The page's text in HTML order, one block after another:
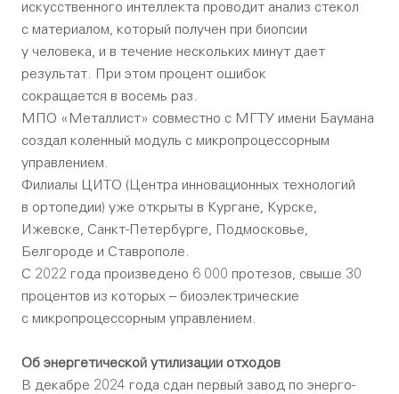
искусственного интеллекта проводит анализ стекол
с материалом, который получен при биопсии
у человека, и в течение нескольких минут дает
результат. При этом процент ошибок
сокращается в восемь раз.
МПО «Металлист» совместно с МГТУ имени Баумана
создал коленный модуль с микропроцессорным
управлением.
Филиалы ЦИТО (Центра инновационных технологий
в ортопедии) уже открыты в Кургане, Курске,
Ижевске, Санкт-Петербурге, Подмосковье,
Белгороде и Ставрополе.
С 2022 года произведено 6 000 протезов, свыше 30
процентов из которых – биоэлектрические
с микропроцессорным управлением.
Об энергетической утилизации отходов
В декабре 2024 года сдан первый завод по энерго-